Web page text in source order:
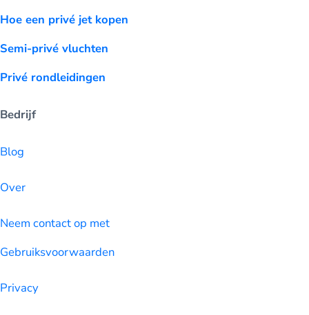
Hoe een privé jet kopen
Semi-privé vluchten
Privé rondleidingen
Bedrijf
Blog
Over
Neem contact op met
Gebruiksvoorwaarden
Privacy